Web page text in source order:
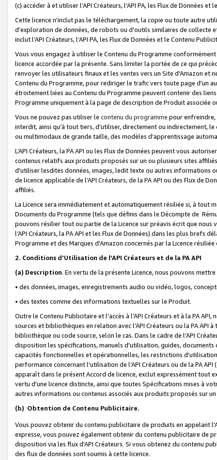
(c) accéder à et utiliser l’API Créateurs, l’API PA, les Flux de Données
Cette licence n'inclut pas le téléchargement, la copie ou toute autre
d’exploration de données, de robots ou d’outils similaires de
inclut l’API Créateurs, l’API PA, les Flux de Données et le Contenu
Vous vous engagez à utiliser le Contenu du Programme
licence accordée par la présente. Sans limiter la portée de ce qui
renvoyer les utilisateurs finaux et les ventes vers un Site d'Amazon et
Contenu du Programme, pour rediriger le trafic vers toute page d'un
étroitement liées au Contenu du Programme peuvent contenir des
Programme uniquement à la page de description de Produit associée
Vous ne pouvez pas utiliser le contenu du programme pour
interdit, ainsi qu’à tout tiers, d’utiliser, directement ou indirectement,
ou multimodaux de grande taille, des modèles d’apprentissage
L’API Créateurs, la PA API ou les Flux de Données peuvent vous
contenus relatifs aux produits proposés sur un ou plusieurs sites
d'utiliser lesdites données, images, ledit texte ou autres informations
de licence applicable de l’API Créateurs, de la PA API ou des Flux de
affiliés.
La Licence sera immédiatement et automatiquement résiliée si, à
Documents du Programme (tels que définis dans le Décompte de
pouvons résilier tout ou partie de la Licence sur préavis écrit que
l’API Créateurs, la PA API et les Flux de Données) dans les plus
Programme et des Marques d'Amazon concernés par la Licence
2. Conditions d'Utilisation de l’API Créateurs et de la PA API
(a) Description. En vertu de la présente Licence, nous pouvons
• des données, images, enregistrements audio ou vidéo, logos,
• des textes comme des informations textuelles sur le Produit.
Outre le Contenu Publicitaire et l'accès à l’API Créateurs et à la PA
sources et bibliothèques en relation avec l’API Créateurs ou la PA
bibliothèque ou code source, selon le cas. Dans le cadre de l’API
disposition les spécifications, manuels d'utilisation, guides,
capacités fonctionnelles et opérationnelles, les restrictions
performance concernant l'utilisation de l’API Créateurs ou de la PA
apparaît dans le présent Accord de licence, exclut expressément tout
vertu d'une licence distincte, ainsi que toutes Spécifications mises à
autres informations ou contenus associés aux produits proposés sur
(b) Obtention de Contenu Publicitaire.
Vous pouvez obtenir du contenu publicitaire de produits en appelant
expresse, vous pouvez également obtenir du contenu publicitaire de
disposition via les flux d'API Créateurs. Si vous obtenez du contenu
des flux de données sont soumis à cette licence.